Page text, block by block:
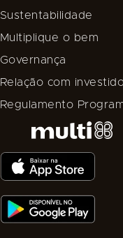
Sustentabilidade
Multiplique o bem
Governança
Relação com
Regulamento